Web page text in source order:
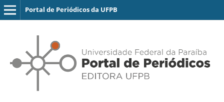
Portal de Periódicos da UFPB